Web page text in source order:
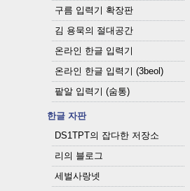
구름 입력기 확장판
김 용묵의 절대공간
온라인 한글 입력기
온라인 한글 입력기 (3beol)
팥알 입력기 (숨통)
한글 자판
DS1TPT의 잡다한 저장소
리의 블로그
세벌사랑넷